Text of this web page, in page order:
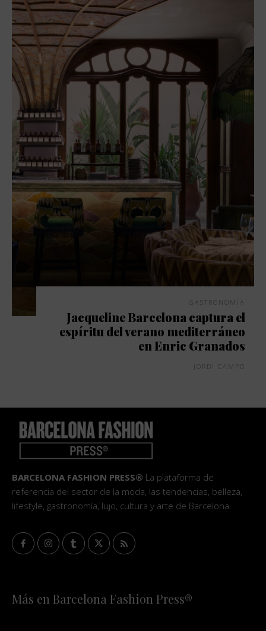
GASTRONOMÍA
Jacqueline Barcelona captura el
espíritu del verano mediterráneo
en Enric Granados
JORDI CAMPO
BARCELONA FASHION PRESS® La plataforma de
referencia del sector de la moda, las tendencias, belleza,
lifestyle, gastronomía, lujo, cultura y arte de Barcelona.
Más en Barcelona Fashion Press®